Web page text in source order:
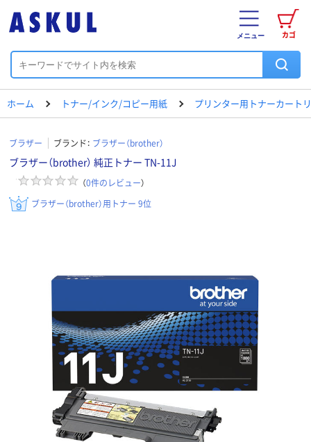
カゴ
メニュー
ホーム トナー/インク/コピー用紙 プリンター用トナーカート
ブラザー ブランド： ブラザー（brother）
ブラザー（brother） 純正トナー TN-11J
（0件のレビュー）
ブラザー（brother）用トナー 9位